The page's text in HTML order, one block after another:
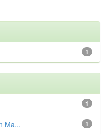
1
1
1
Ma...